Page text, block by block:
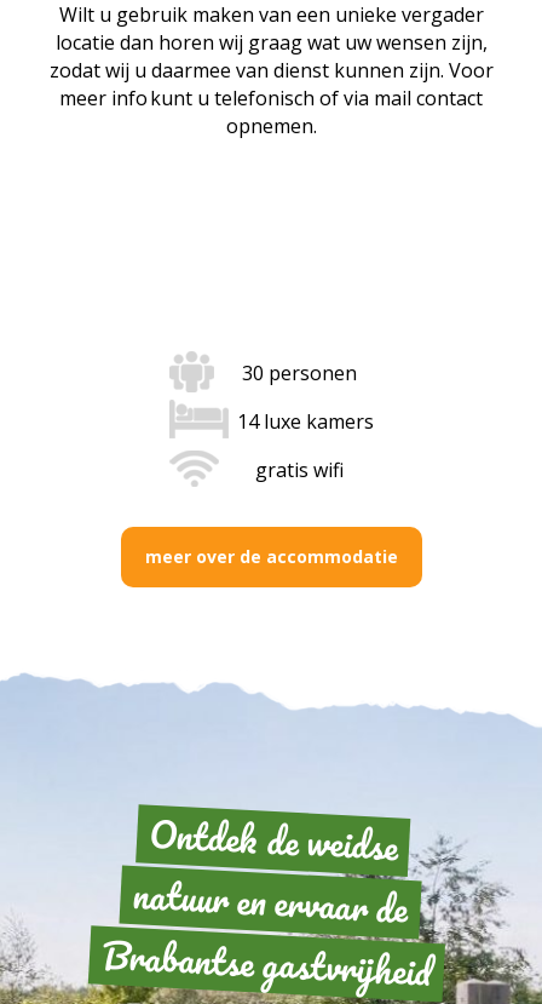
Wilt u gebruik maken van een unieke vergader
locatie dan horen wij graag wat uw wensen zijn,
zodat wij u daarmee van dienst kunnen zijn. Voor
meer info kunt u telefonisch of via mail contact
opnemen.
30 personen
14 luxe kamers
gratis wifi
meer over de accommodatie
Ontdek de weidse
natuur en ervaar de
Brabantse gastvrijheid